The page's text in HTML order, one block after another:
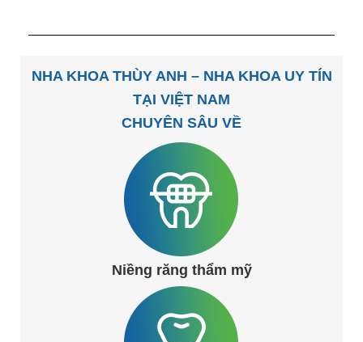
NHA KHOA THÙY ANH – NHA KHOA UY TÍN
TẠI VIỆT NAM
CHUYÊN SÂU VỀ
Niềng răng thẩm mỹ